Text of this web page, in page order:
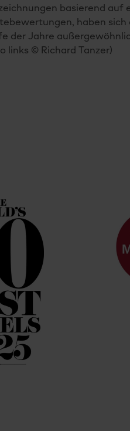
basierend auf
haben sich
der Jahre
links © Richard Tanzer)